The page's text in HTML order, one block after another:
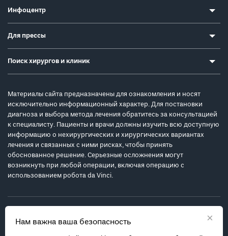
×
Нам важна ваша безопасность
Инфоцентр
Для прессы
Поиск хирургов и клиник
Материалы сайта предназначены для ознакомления и носят
исключительно информационный характер. Для постановки
диагноза и выбора метода лечения обратитесь за консультацией
к специалисту. Пациенты и врачи должны изучить всю доступную
информацию о нехирургических и хирургических вариантах
лечения и связанных с ними рисках, чтобы принять
обоснованное решение. Серьезные осложнения могут
возникнуть при любой операции, включая операцию с
использованием робота da Vinci.